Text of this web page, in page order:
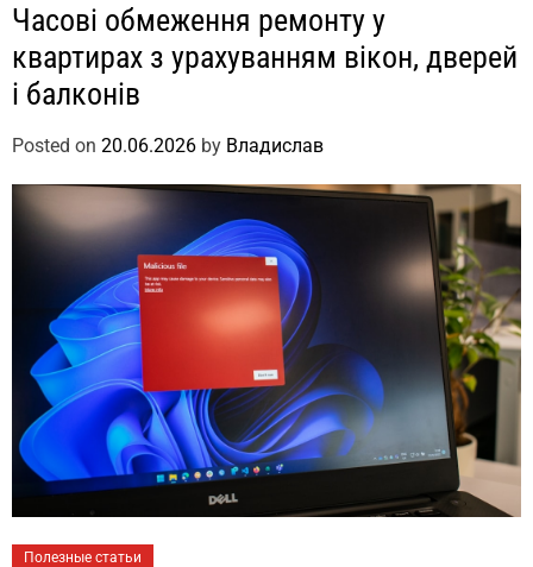
Часові обмеження ремонту у
квартирах з урахуванням вікон, дверей
і балконів
Posted on 20.06.2026 by Владислав
Полезные статьи